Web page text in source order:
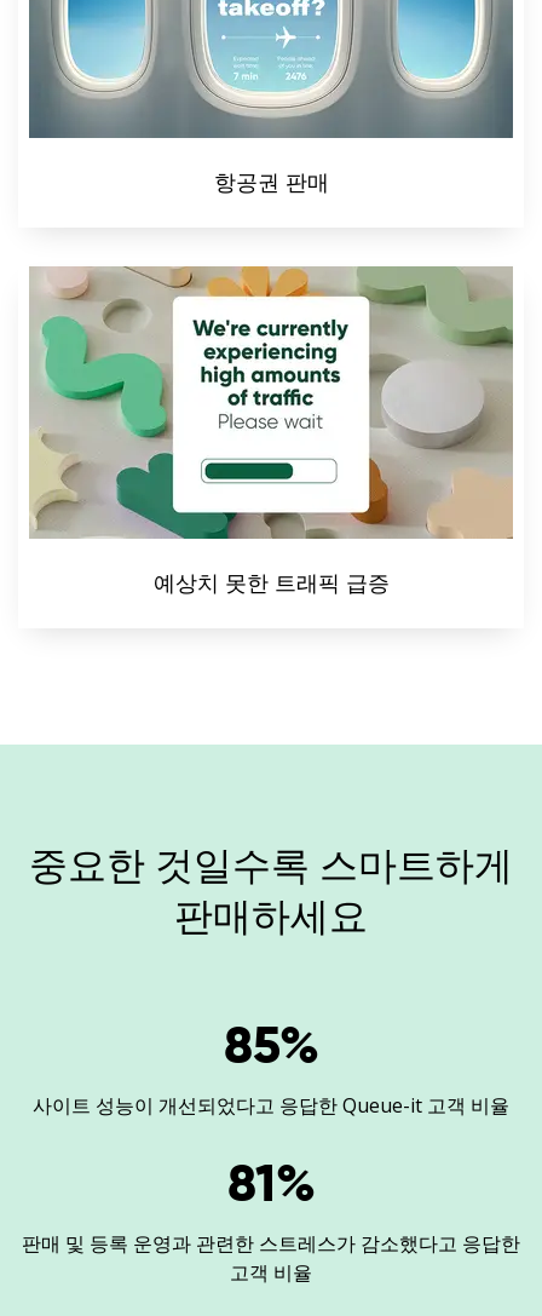
항공권 판매
예상치 못한 트래픽 급증
중요한 것일수록 스마트하게
판매하세요
85%
사이트 성능이 개선되었다고 응답한 Queue-it 고객 비율
81%
판매 및 등록 운영과 관련한 스트레스가 감소했다고 응답한
고객 비율